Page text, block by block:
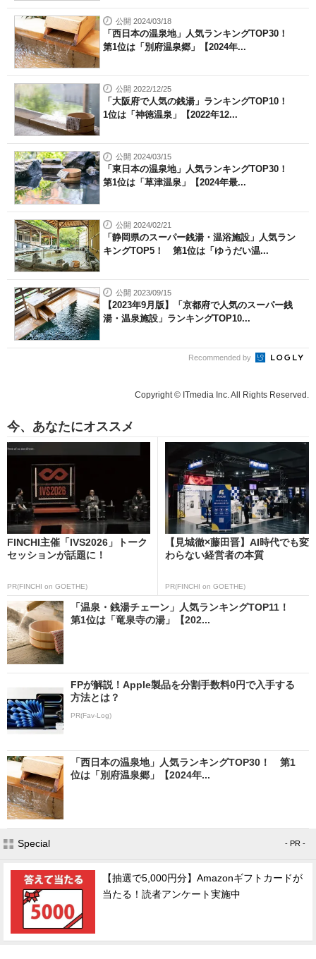
公開 2024/03/18
「西日本の温泉地」人気ランキングTOP30！
第1位は「別府温泉郷」【2024年...
公開 2022/12/25
「大阪府で人気の銭湯」ランキングTOP10！
1位は「神徳温泉」【2022年12...
公開 2024/03/15
「東日本の温泉地」人気ランキングTOP30！
第1位は「草津温泉」【2024年最...
公開 2024/02/21
「静岡県のスーパー銭湯・温浴施設」人気ラン
キングTOP5！ 第1位は「ゆうだい温...
公開 2023/09/15
【2023年9月版】「京都府で人気のスーパー銭
湯・温泉施設」ランキングTOP10...
Recommended by
Copyright © ITmedia Inc. All Rights Reserved.
今、あなたにオススメ
FINCHI主催「IVS2026」トーク
セッションが話題に！
PR(FINCHI on GOETHE)
【見城徹×藤田晋】AI時代でも変
わらない経営者の本質
PR(FINCHI on GOETHE)
「温泉・銭湯チェーン」人気ランキングTOP11！
第1位は「竜泉寺の湯」【202...
FPが解説！Apple製品を分割手数料0円で入手する
方法とは？
PR(Fav-Log)
「西日本の温泉地」人気ランキングTOP30！ 第1
位は「別府温泉郷」【2024年...
Special - PR -
【抽選で5,000円分】Amazonギフトカードが
当たる！読者アンケート実施中